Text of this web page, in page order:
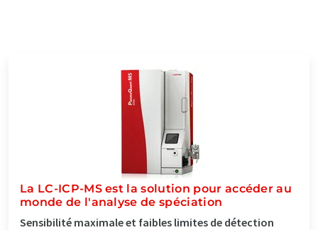
La LC-ICP-MS est la solution pour accéder au
monde de l'analyse de spéciation
Sensibilité maximale et faibles limites de détection